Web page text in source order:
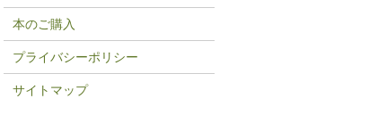
本のご購入
プライバシーポリシー
サイトマップ